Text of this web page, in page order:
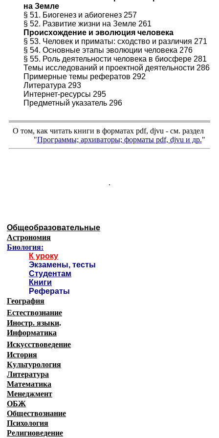
на Земле
§ 51. Биогенез и абиогенез 257
§ 52. Развитие жизни на Земле 261
Происхождение и эволюция человека
§ 53. Человек и приматы: сходство и различия 271
§ 54. Основные этапы эволюции человека 276
§ 55. Роль деятельности человека в биосфере 281
Темы исследований и проектной деятельности 286
Примерные темы рефератов 292
Литература 293
Интернет-ресурсы 295
Предметный указатель 296
О том, как читать книги в форматах pdf, djvu - см. раздел
"Программы; архиваторы; форматы pdf, djvu и др."
.
Общеобразовательные
Астрономия
Биология:
К уроку
Экзамены, тесты
Студентам
Книги
Рефераты
География
Естествознание
Иностр. языки.
Информатика
Искусствоведение
История
Культурология
Литература
Математика
Менеджмент
ОБЖ
Обществознание
Психология
Религиоведение